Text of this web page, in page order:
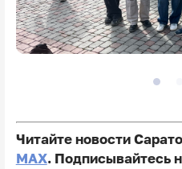
Читайте новости
MAX. Подписывайтесь